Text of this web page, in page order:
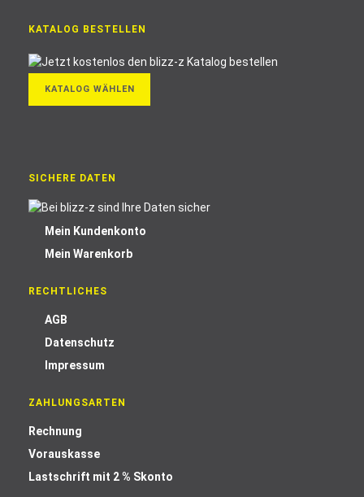
KATALOG BESTELLEN
KATALOG WÄHLEN
SICHERE DATEN
Mein Kundenkonto
Mein Warenkorb
RECHTLICHES
AGB
Datenschutz
Impressum
ZAHLUNGSARTEN
Rechnung
Vorauskasse
Lastschrift mit 2 % Skonto